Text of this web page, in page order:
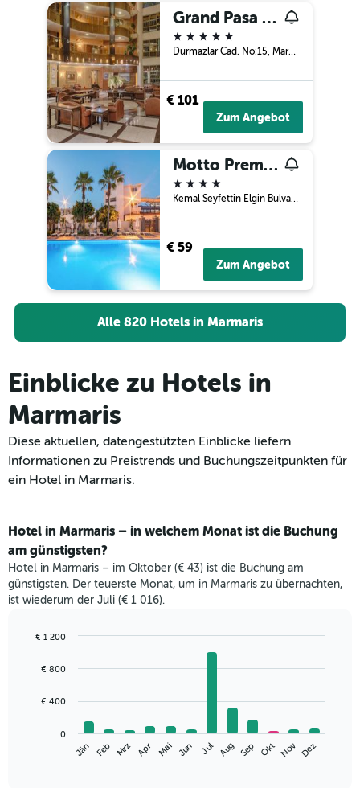
Grand Pasa Hotel
5 Sterne
Durmazlar Cad. No:15, Marmaris, Türkei
€ 101
Zum Angebot
Motto Premium Hotel&Spa
4 Sterne
Kemal Seyfettin Elgin Bulvarı No 59, Marmaris, Türkei
€ 59
Zum Angebot
Alle 820 Hotels in Marmaris
Einblicke zu Hotels in
Marmaris
Diese aktuellen, datengestützten Einblicke liefern
Informationen zu Preistrends und Buchungszeitpunkten für
ein Hotel in Marmaris.
Hotel in Marmaris – in welchem Monat ist die Buchung
am günstigsten?
Hotel in Marmaris – im Oktober (€ 43) ist die Buchung am
günstigsten. Der teuerste Monat, um in Marmaris zu übernachten,
ist wiederum der Juli (€ 1 016).
chart
bars.
folgende
graphic.
Jän Feb Mrz Apr Mai Jun Jul Aug Sep Okt Nov Dez
0
€ 400
€ 800
€ 1 200